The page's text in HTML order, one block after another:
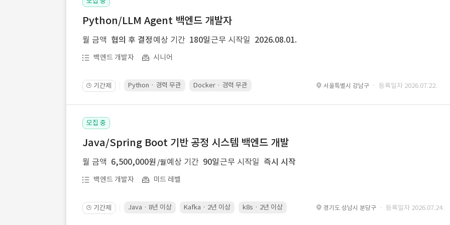
Python/LLM Agent 백엔드 개발자
월 금액 협의 후 결정 예상 기간 180일 근무 시작일 2026.08.01.
백엔드 개발자 시니어
🕒 기간제 Python · 경력 무관 Docker · 경력 무관 Kubernetes · 경력 무관 Git · 경력 무관 restful api · 경력 무
서울특별시 강남구 · 등록일자 2026.07.22.
모집 중
Java/Spring Boot 기반 공정 시스템 백엔드 개발
월 금액 6,500,000원 /월예상 기간 90일 근무 시작일 즉시 시작
백엔드 개발자 미드 레벨
🕒 기간제 Java · 8년 이상 Kafka · 2년 이상 k8s · 2년 이상 Spring Boot · 3년 이상 Airflow · 2년 이상
경기도 성남시 분당구 · 등록일자 2026.07.24.